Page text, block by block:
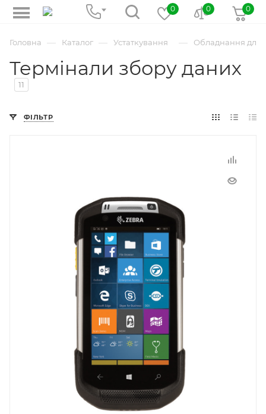
0
0 0
Головна — Каталог — Устаткування — Обладнання для
Термінали збору даних
11
ФІЛЬТР